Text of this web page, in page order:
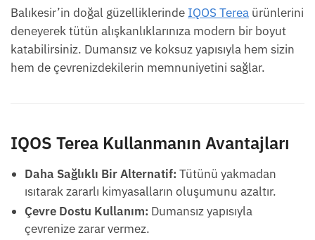
Balıkesir’in doğal güzelliklerinde IQOS Terea ürünlerini
deneyerek tütün alışkanlıklarınıza modern bir boyut
katabilirsiniz. Dumansız ve koksuz yapısıyla hem sizin
hem de çevrenizdekilerin memnuniyetini sağlar.
IQOS Terea Kullanmanın Avantajları
Daha Sağlıklı Bir Alternatif: Tütünü yakmadan
ısıtarak zararlı kimyasalların oluşumunu azaltır.
Çevre Dostu Kullanım: Dumansız yapısıyla
çevrenize zarar vermez.